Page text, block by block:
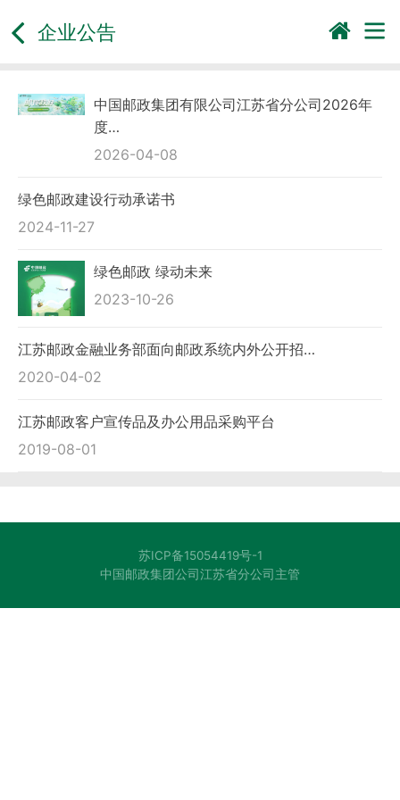
企业公告
中国邮政集团有限公司江苏省分公司2026年
度…
2026-04-08
绿色邮政建设行动承诺书
2024-11-27
绿色邮政 绿动未来
2023-10-26
江苏邮政金融业务部面向邮政系统内外公开招…
2020-04-02
江苏邮政客户宣传品及办公用品采购平台
2019-08-01
苏ICP备15054419号-1
中国邮政集团公司江苏省分公司主管